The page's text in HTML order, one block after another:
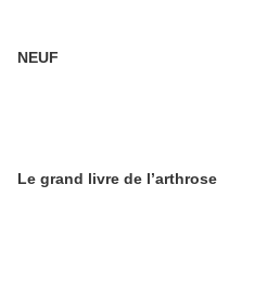
NEUF
Le grand livre de l’arthrose